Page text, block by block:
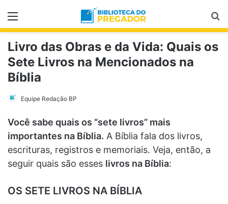
Menu
Livro das Obras e da Vida: Quais os
Sete Livros na Mencionados na
Bíblia
Equipe Redação BP
Você sabe quais os “sete livros” mais
importantes na Bíblia. A Bíblia fala dos livros,
escrituras, registros e memoriais. Veja, então, a
seguir quais são esses livros na Bíblia:
OS SETE LIVROS NA BÍBLIA